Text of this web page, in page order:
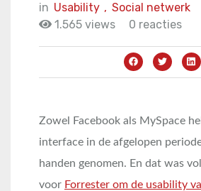
in
Social netwerk
Usability ,
1.565 views
0 reacties
Zowel Facebook als MySpace
interface in de afgelopen
handen genomen. En dat was
voor Forrester om de usability